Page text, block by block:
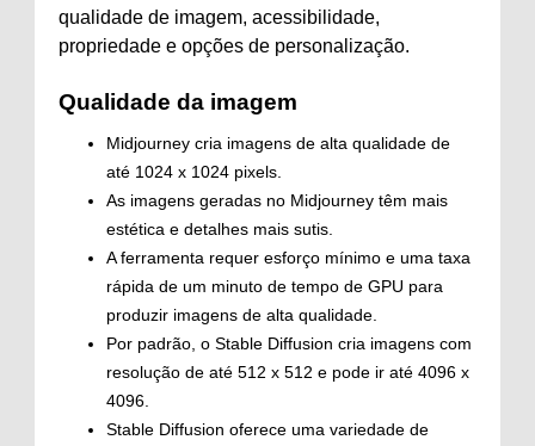
qualidade de imagem, acessibilidade,
propriedade e opções de personalização.
Qualidade da imagem
Midjourney cria imagens de alta qualidade de
até 1024 x 1024 pixels.
As imagens geradas no Midjourney têm mais
estética e detalhes mais sutis.
A ferramenta requer esforço mínimo e uma taxa
rápida de um minuto de tempo de GPU para
produzir imagens de alta qualidade.
Por padrão, o Stable Diffusion cria imagens com
resolução de até 512 x 512 e pode ir até 4096 x
4096.
Stable Diffusion oferece uma variedade de